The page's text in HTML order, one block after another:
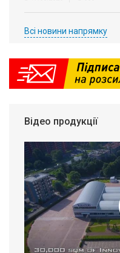
Всі новини напрямку
Відео продукції